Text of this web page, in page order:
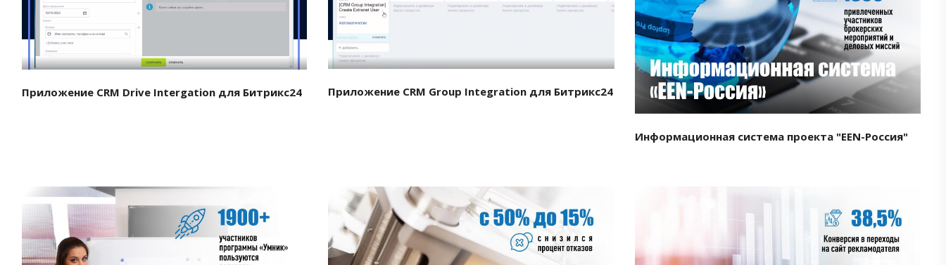
Приложение CRM Drive Intergation для Битрикс24 Приложение CRM Group Integration для Битрикс24
Смотреть проект
Информационная система проекта "EEN-Россия"